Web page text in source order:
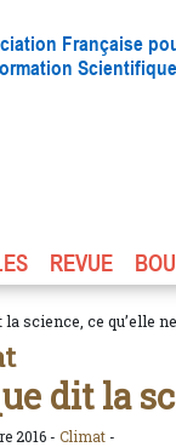
Française
Scientifique
REVUE
science, ce qu’elle
dit la
2016 - Climat -